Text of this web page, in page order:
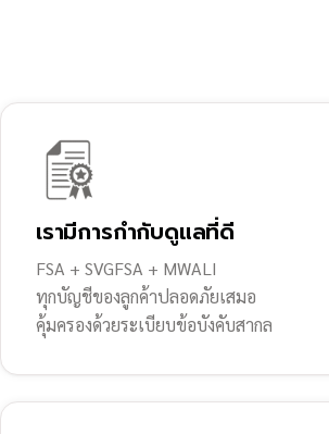
เรามีการกำกับดูแลที่ดี
FSA + SVGFSA + MWALI
ทุกบัญชีของลูกค้าปลอดภัยเสมอ
คุ้มครองด้วยระเบียบข้อบังคับสากล